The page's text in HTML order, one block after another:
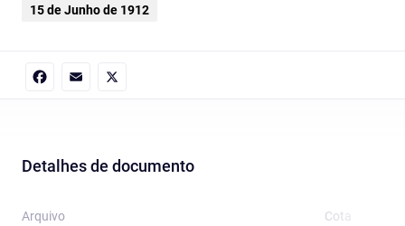
15 de Junho de 1912
Detalhes de documento
Arquivo
Cota